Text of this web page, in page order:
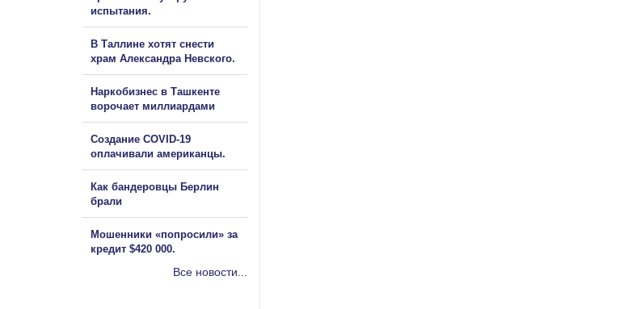
испытания.
В Таллине хотят снести
храм Александра Невского.
Наркобизнес в Ташкенте
ворочает миллиардами
Создание COVID-19
оплачивали американцы.
Как бандеровцы Берлин
брали
Мошенники «попросили» за
кредит $420 000.
Все новости...